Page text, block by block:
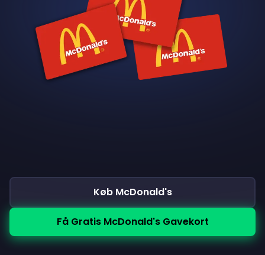
Køb McDonald's
Få Gratis McDonald's Gavekort